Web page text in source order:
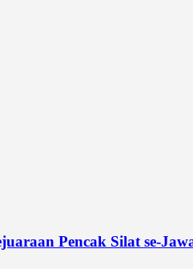
Pencak Silat se-